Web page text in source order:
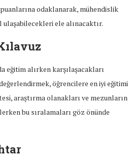
odaklanarak, mühendislik
ele alınacaktır.
alırken karşılaşacakları
öğrencilere en iyi eğitimi
araştırma olanakları ve mezunların
bu sıralamaları göz önünde